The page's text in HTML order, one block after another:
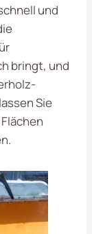
und
bringt, und
Sie